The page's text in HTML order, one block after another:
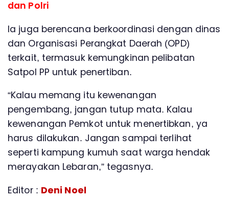
dan Polri
Ia juga berencana berkoordinasi dengan dinas
dan Organisasi Perangkat Daerah (OPD)
terkait, termasuk kemungkinan pelibatan
Satpol PP untuk penertiban.
“Kalau memang itu kewenangan
pengembang, jangan tutup mata. Kalau
kewenangan Pemkot untuk menertibkan, ya
harus dilakukan. Jangan sampai terlihat
seperti kampung kumuh saat warga hendak
merayakan Lebaran,” tegasnya.
Editor : Deni Noel